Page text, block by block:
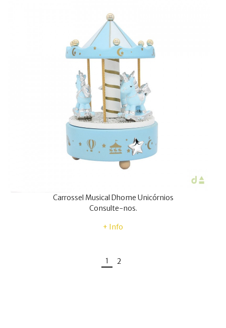
Carrossel Musical Dhome Unicórnios
Consulte-nos.
+ Info
1 2